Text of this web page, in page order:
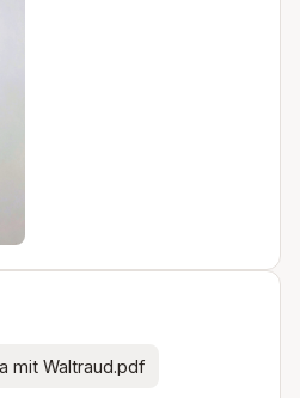
mit Waltraud.pdf